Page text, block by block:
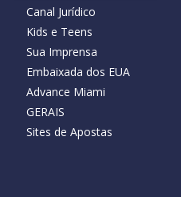
Canal Jurídico
Kids e Teens
Sua Imprensa
Embaixada dos EUA
Advance Miami
GERAIS
Sites de Apostas